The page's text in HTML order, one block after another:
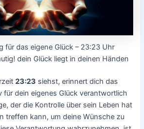
für das eigene Glück – 23:23 Uhr
dein Glück liegt in deinen Händen
23:23 siehst, erinnert dich das
für dein eigenes Glück verantwortlich
der die Kontrolle über sein Leben hat
treffen kann, um deine Wünsche zu